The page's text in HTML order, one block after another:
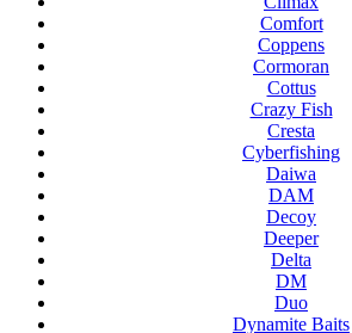
Comfort
Coppens
Cormoran
Cottus
Crazy Fish
Cresta
Cyberfishing
Daiwa
DAM
Decoy
Deeper
Delta
DM
Duo
Dynamite Baits